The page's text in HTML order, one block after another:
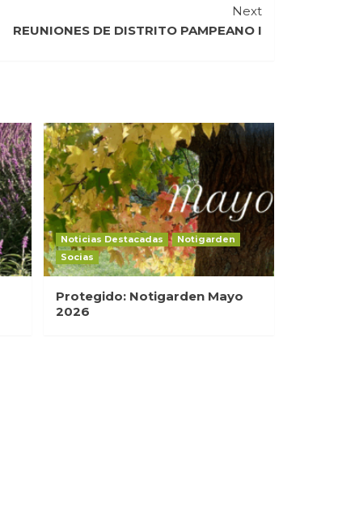
Next
REUNIONES DE DISTRITO PAMPEANO I
Noticias Destacadas
Notigarden
Socias
Protegido: Notigarden Mayo
2026